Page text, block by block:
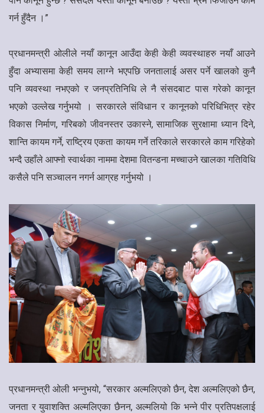
गर्न हुँदैन ।”
प्रधानमन्त्री ओलीले नयाँ कानून आउँदा केही केही व्यवस्थाहरु नयाँ आउने
हुँदा अभ्यासमा केही समय लाग्ने भएपछि जनतालाई असर पर्ने खालको कुनै
पनि व्यवस्था नभएको र जनप्रतिनिधि ले नै संसदबाट पास गरेको कानून
भएको उल्लेख गर्नुभयो । सरकारले संविधान र कानूनको परिधिभित्र रहेर
विकास निर्माण, गरिबको जीवनस्तर उकास्ने, सामाजिक सुरक्षामा ध्यान दिने,
शान्ति कायम गर्ने, राष्ट्रिय एकता कायम गर्ने तरिकाले सरकारले काम गरिहेको
भन्दै उहाँले आफ्नो स्वार्थका नाममा देशमा वितन्डना मच्चाउने खालका गतिविधि
कसैले पनि सञ्चालन नगर्न आग्रह गर्नुभयो ।
प्रधानमन्त्री ओली भन्नुभयो, “सरकार अल्मलिएको छैन, देश अल्मलिएको छैन,
जनता र युवाशक्ति अल्मलिएका छैनन, अल्मलियो कि भन्ने पीर प्रतिपक्षलाई